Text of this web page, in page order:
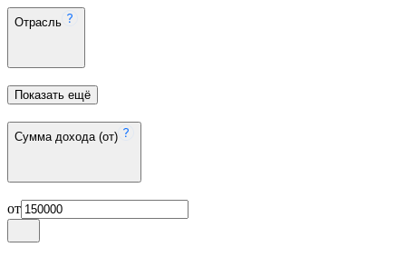
Отрасль
Показать ещё
Сумма дохода (от)
от